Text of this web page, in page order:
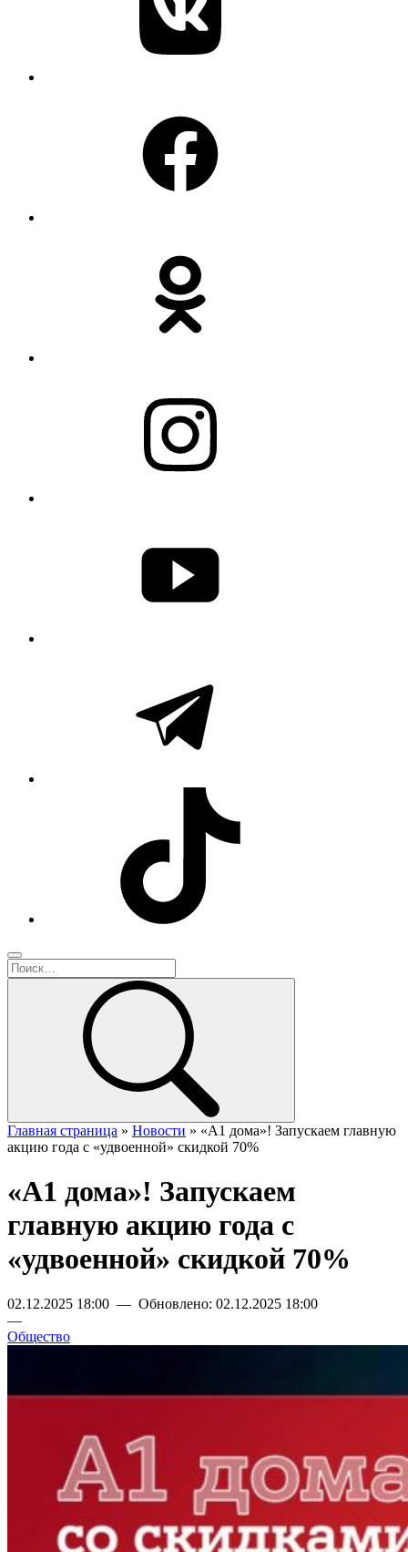
Главная страница » Новости » «А1 дома»! Запускаем главную
акцию года с «удвоенной» скидкой 70%
«А1 дома»! Запускаем
главную акцию года с
«удвоенной» скидкой 70%
02.12.2025 18:00 — Обновлено: 02.12.2025 18:00
—
Общество